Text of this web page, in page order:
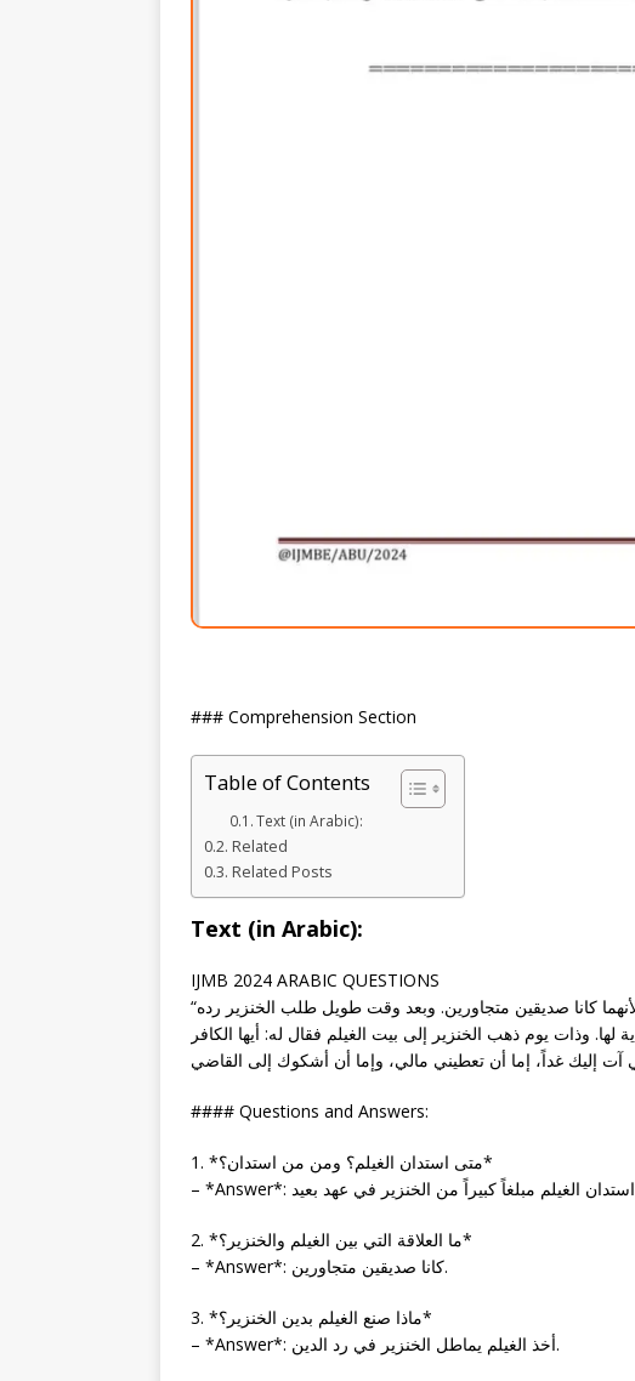
### Comprehension Section
Table of Contents
Text (in Arabic):
Related
Related Posts
Text (in Arabic):
IJMB 2024 ARABIC QUESTIONS
“في عهد بعيد استأنف الغيلم من الخنزير مبلغاً كبيراً لأنهما كانا صديقين متجاورين. وبعد وقت طويل طلب الخنزير رده
لها. وذات يوم ذهب الخنزير إلى بيت الغيلم فقال له: أيها الكافر
#### Questions and Answers:
1. *متى استدان الغيلم؟ ومن من استدان؟*
2. *ما العلاقة التي بين الغيلم والخنزير؟*
– *Answer*: كانا صديقين متجاورين.
3. *ماذا صنع الغيلم بدين الخنزير؟*
– *Answer*: أخذ الغيلم يماطل الخنزير في رد الدين.